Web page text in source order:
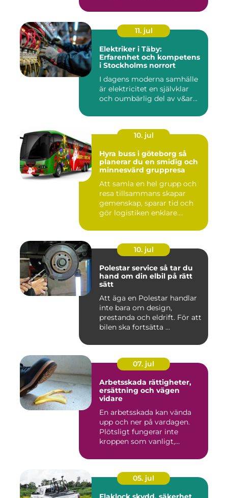
11. jul
Elektriker i Täby:
Erfarenhet och kompetens
i Stockholms norrort
I dagens moderna samhälle
är elektricitet en självklar
och oumbärlig del av v&ar...
10. jul
Hyra buss i göteborg så
planerar du en smidig och
minnesvärd gruppresa
Att samla en hel grupp och
resa tillsammans skapar
gemenskap, sparar tid och
gör logistiken enklare....
10. jul
Polestar service så tar du
hand om din elbil på rätt
sätt
Att äga en Polestar handlar
inte bara om design,
prestanda och eldrift. För att
bilen ska fortsätta ...
07. jul
Arbetsskada rättigheter,
ersättning och vägen
vidare
En arbetsskada kan vända
upp och ner på vardagen.
Plötsligt fungerar inte
kroppen som vanligt,
05. jul